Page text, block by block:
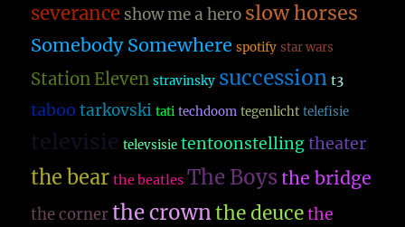
severance show me a hero slow horses
Somebody Somewhere spotify star wars
Station Eleven stravinsky succession t3
taboo tarkovski tati techdoom tegenlicht telefisie
televisie televsisie tentoonstelling theater
the bear the beatles The Boysthe bridge
the corner the crownthe deuce the